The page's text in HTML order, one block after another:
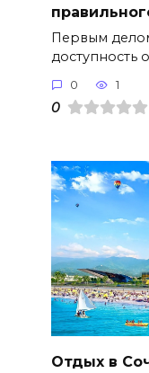
Первым
доступность
0 1
0
Отдых в